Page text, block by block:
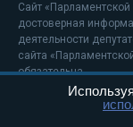
Сайт «Парламентской
достоверная
деятельности
сайта
обязательна.
На информационном